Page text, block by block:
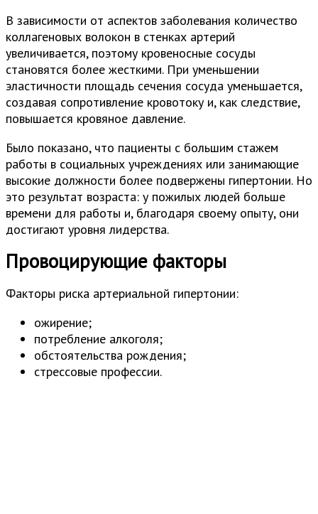
В зависимости от аспектов заболевания количество
коллагеновых волокон в стенках артерий
увеличивается, поэтому кровеносные сосуды
становятся более жесткими. При уменьшении
эластичности площадь сечения сосуда уменьшается,
создавая сопротивление кровотоку и, как следствие,
повышается кровяное давление.
Было показано, что пациенты с большим стажем
работы в социальных учреждениях или занимающие
высокие должности более подвержены гипертонии. Но
это результат возраста: у пожилых людей больше
времени для работы и, благодаря своему опыту, они
достигают уровня лидерства.
Провоцирующие факторы
Факторы риска артериальной гипертонии:
ожирение;
потребление алкоголя;
обстоятельства рождения;
стрессовые профессии.